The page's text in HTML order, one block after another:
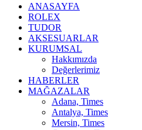
ANASAYFA
ROLEX
TUDOR
AKSESUARLAR
KURUMSAL
Hakkımızda
Değerlerimiz
HABERLER
MAĞAZALAR
Adana, Times
Antalya, Times
Mersin, Times